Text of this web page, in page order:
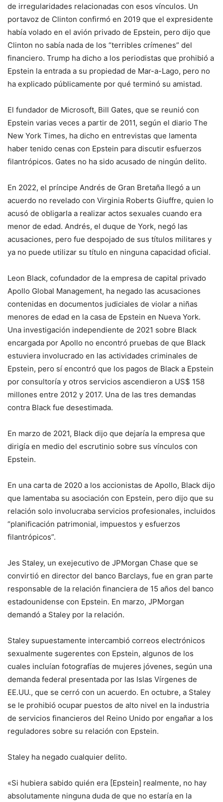
de irregularidades relacionadas con esos vínculos. Un
portavoz de Clinton confirmó en 2019 que el expresidente
había volado en el avión privado de Epstein, pero dijo que
Clinton no sabía nada de los “terribles crímenes” del
financiero. Trump ha dicho a los periodistas que prohibió a
Epstein la entrada a su propiedad de Mar-a-Lago, pero no
ha explicado públicamente por qué terminó su amistad.
El fundador de Microsoft, Bill Gates, que se reunió con
Epstein varias veces a partir de 2011, según el diario The
New York Times, ha dicho en entrevistas que lamenta
haber tenido cenas con Epstein para discutir esfuerzos
filantrópicos. Gates no ha sido acusado de ningún delito.
En 2022, el príncipe Andrés de Gran Bretaña llegó a un
acuerdo no revelado con Virginia Roberts Giuffre, quien lo
acusó de obligarla a realizar actos sexuales cuando era
menor de edad. Andrés, el duque de York, negó las
acusaciones, pero fue despojado de sus títulos militares y
ya no puede utilizar su título en ninguna capacidad oficial.
Leon Black, cofundador de la empresa de capital privado
Apollo Global Management, ha negado las acusaciones
contenidas en documentos judiciales de violar a niñas
menores de edad en la casa de Epstein en Nueva York.
Una investigación independiente de 2021 sobre Black
encargada por Apollo no encontró pruebas de que Black
estuviera involucrado en las actividades criminales de
Epstein, pero sí encontró que los pagos de Black a Epstein
por consultoría y otros servicios ascendieron a US$ 158
millones entre 2012 y 2017. Una de las tres demandas
contra Black fue desestimada.
En marzo de 2021, Black dijo que dejaría la empresa que
dirigía en medio del escrutinio sobre sus vínculos con
Epstein.
En una carta de 2020 a los accionistas de Apollo, Black dijo
que lamentaba su asociación con Epstein, pero dijo que su
relación solo involucraba servicios profesionales, incluidos
“planificación patrimonial, impuestos y esfuerzos
filantrópicos”.
Jes Staley, un exejecutivo de JPMorgan Chase que se
convirtió en director del banco Barclays, fue en gran parte
responsable de la relación financiera de 15 años del banco
estadounidense con Epstein. En marzo, JPMorgan
demandó a Staley por la relación.
Staley supuestamente intercambió correos electrónicos
sexualmente sugerentes con Epstein, algunos de los
cuales incluían fotografías de mujeres jóvenes, según una
demanda federal presentada por las Islas Vírgenes de
EE.UU., que se cerró con un acuerdo. En octubre, a Staley
se le prohibió ocupar puestos de alto nivel en la industria
de servicios financieros del Reino Unido por engañar a los
reguladores sobre su relación con Epstein.
Staley ha negado cualquier delito.
«Si hubiera sabido quién era [Epstein] realmente, no hay
absolutamente ninguna duda de que no estaría en la